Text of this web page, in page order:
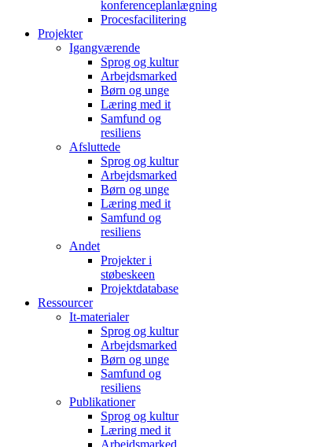
konferenceplanlægning
Procesfacilitering
Projekter
Igangværende
Sprog og kultur
Arbejdsmarked
Børn og unge
Læring med it
Samfund og
resiliens
Afsluttede
Sprog og kultur
Arbejdsmarked
Børn og unge
Læring med it
Samfund og
resiliens
Andet
Projekter i
støbeskeen
Projektdatabase
Ressourcer
It-materialer
Sprog og kultur
Arbejdsmarked
Børn og unge
Samfund og
resiliens
Publikationer
Sprog og kultur
Læring med it
Arbejdsmarked